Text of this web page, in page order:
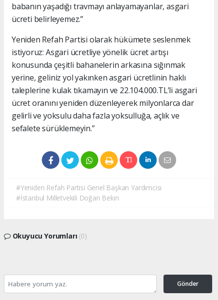
babanın yaşadığı travmayı anlayamayanlar, asgari
ücreti belirleyemez.”
Yeniden Refah Partisi olarak hükümete seslenmek
istiyoruz: Asgari ücretliye yönelik ücret artışı
konusunda çeşitli bahanelerin arkasına sığınmak
yerine, geliniz yol yakınken asgari ücretlinin haklı
taleplerine kulak tıkamayın ve 22.104.000.TL’li asgari
ücret oranını yeniden düzenleyerek milyonlarca dar
gelirli ve yoksulu daha fazla yoksulluğa, açlık ve
sefalete sürüklemeyin.”
#Yeniden Refah Partisi Genel Başkan Yardımcısı
#İstanbul Milletvekili Doğan Bekin
Okuyucu Yorumları (0)
Gönder